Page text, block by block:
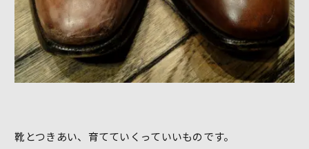
靴とつきあい、育てていくっていいものです。